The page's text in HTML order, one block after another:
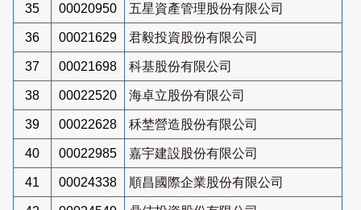
35 00020950 五星資產管理股份有限公司
36 00021629 君毅投資股份有限公司
37 00021698 科基股份有限公司
38 00022520 海卓立股份有限公司
39 00022628 秝埜營造股份有限公司
40 00022985 嘉宇建設股份有限公司
41 00024338 順昌國際企業股份有限公司